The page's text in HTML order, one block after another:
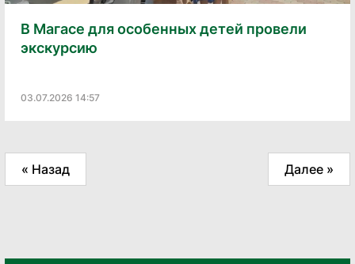
В Магасе для особенных детей провели
экскурсию
03.07.2026 14:57
« Назад Далее »